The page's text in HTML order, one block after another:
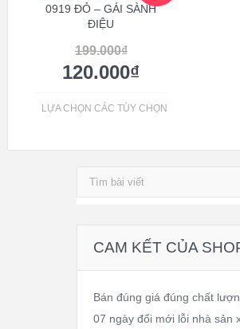
0919 ĐỎ – GÁI SÀNH
ĐIỆU
199.000₫
120.000₫
LỰA CHỌN CÁC TÙY CHỌN
CAM KẾT CỦA
Bán đúng giá đúng chất
07 ngày đổi mới lỗi nhà sản